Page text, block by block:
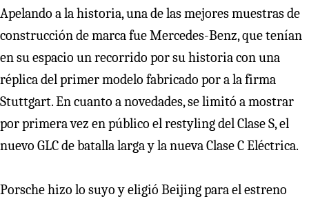
Apelando a la historia, una de las mejores muestras de
construcción de marca fue Mercedes-Benz, que tenían
en su espacio un recorrido por su historia con una
réplica del primer modelo fabricado por a la firma
Stuttgart. En cuanto a novedades, se limitó a mostrar
por primera vez en público el restyling del Clase S, el
nuevo GLC de batalla larga y la nueva Clase C Eléctrica.
Porsche hizo lo suyo y eligió Beijing para el estreno